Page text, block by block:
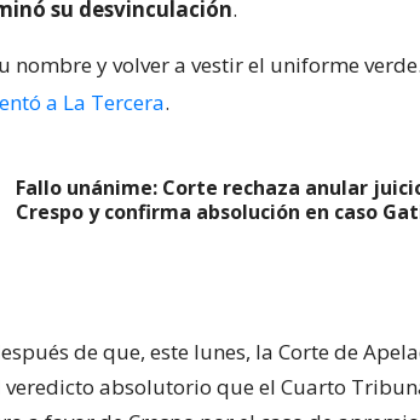
su desvinculación.
nombre y volver a vestir el uniforme
a La Tercera.
Fallo unánime: Corte rechaza anular
Crespo y confirma absolución en caso
de que, este lunes, la Corte de
absolutorio que el Cuarto